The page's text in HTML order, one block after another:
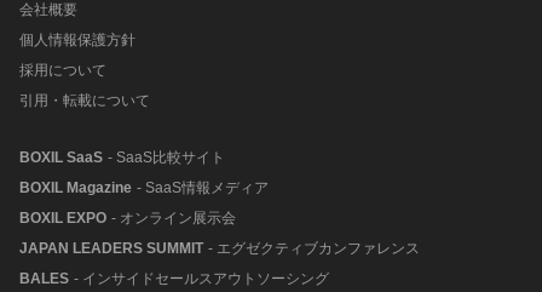
会社概要
個人情報保護方針
採用について
引用・転載について
BOXIL SaaS - SaaS比較サイト
BOXIL Magazine - SaaS情報メディア
BOXIL EXPO - オンライン展示会
JAPAN LEADERS SUMMIT - エグゼクティブカンファレンス
BALES - インサイドセールスアウトソーシング